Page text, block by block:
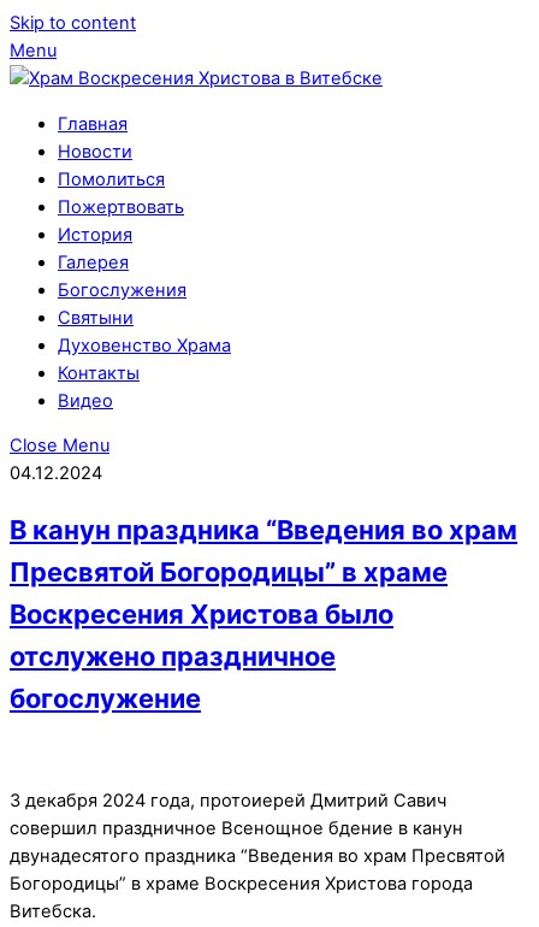
Skip to content
Menu
Главная
Новости
Помолиться
Пожертвовать
История
Галерея
Богослужения
Святыни
Духовенство Храма
Контакты
Видео
Close Menu
04.12.2024
В канун праздника “Введения во храм
Пресвятой Богородицы” в храме
Воскресения Христова было
отслужено праздничное
богослужение
3 декабря 2024 года, протоиерей Дмитрий Савич
совершил праздничное Всенощное бдение в канун
двунадесятого праздника “Введения во храм Пресвятой
Богородицы” в храме Воскресения Христова города
Витебска.